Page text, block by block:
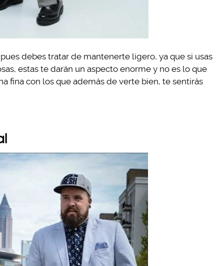
debes tratar de mantenerte ligero, ya que si usas
estas te darán un aspecto enorme y no es lo que
fina con los que además de verte bien, te sentirás